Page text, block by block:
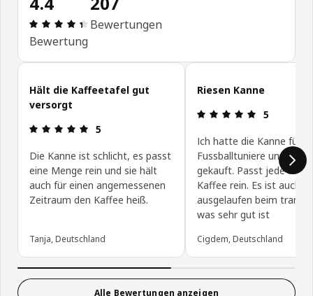
Bewertung: 4.4 von 5 Sterne Alle Bewertungen:
Bewertung
Bewertungen
Kundenbewertungen überspringen
Hält die Kaffeetafel gut
versorgt
Bewertung: 5 von 5 Sterne
5
Die Kanne ist schlicht, es passt
eine Menge rein und sie hält
auch für einen angemessenen
Zeitraum den Kaffee heiß.
Tanja, Deutschland
Riesen Kanne
5
Ich hatte die Kanne für
Fussballtuniere unseres
gekauft. Passt jede
Kaffee rein. Es ist auch
ausgelaufen beim
was sehr gut ist
Cigdem, Deutschland
Alle Bewertungen anzeigen